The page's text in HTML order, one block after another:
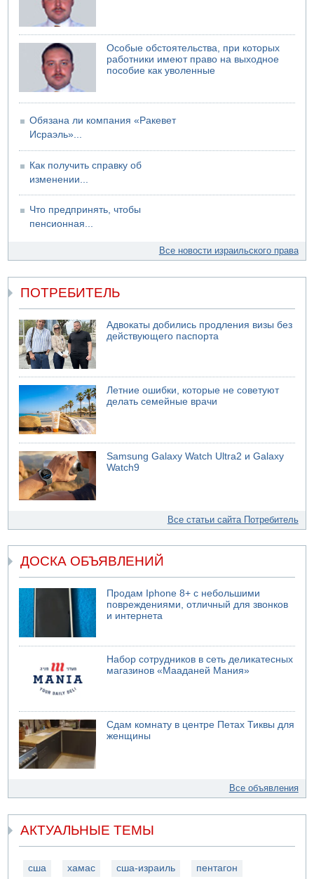
Особые обстоятельства, при которых
работники имеют право на выходное
пособие как уволенные
Обязана ли компания «Ракевет
Исраэль»...
Как получить справку об
изменении...
Что предпринять, чтобы
пенсионная...
Все новости израильского права
ПОТРЕБИТЕЛЬ
Адвокаты добились продления визы без
действующего паспорта
Летние ошибки, которые не советуют
делать семейные врачи
Samsung Galaxy Watch Ultra2 и Galaxy
Watch9
Все статьи сайта Потребитель
ДОСКА ОБЪЯВЛЕНИЙ
Продам Iphone 8+ с небольшими
повреждениями, отличный для звонков
и интернета
Набор сотрудников в сеть деликатесных
магазинов «Мааданей Мания»
Сдам комнату в центре Петах Тиквы для
женщины
Все объявления
АКТУАЛЬНЫЕ ТЕМЫ
сша хамас сша-израиль пентагон